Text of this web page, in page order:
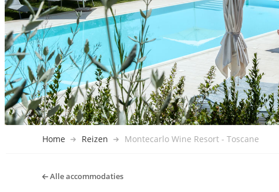
Home Reizen Montecarlo Wine Resort - Toscane
Alle accommodaties